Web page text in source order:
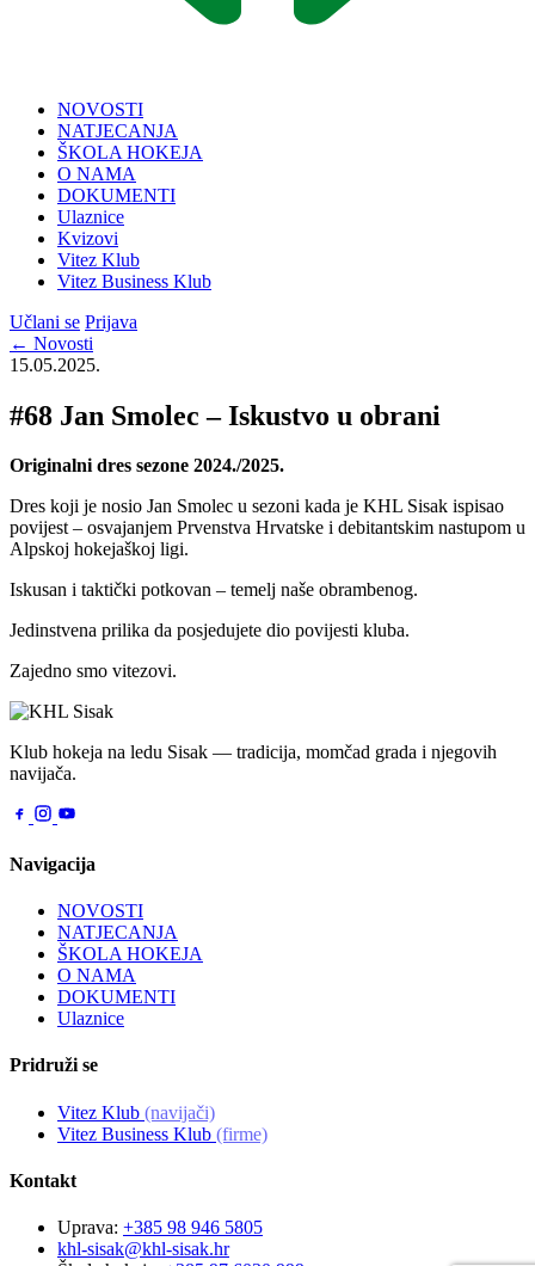
NOVOSTI
NATJECANJA
ŠKOLA HOKEJA
O NAMA
DOKUMENTI
Ulaznice
Kvizovi
Vitez Klub
Vitez Business Klub
Učlani se Prijava
← Novosti
15.05.2025.
#68 Jan Smolec – Iskustvo u obrani
Originalni dres sezone 2024./2025.
Dres koji je nosio Jan Smolec u sezoni kada je KHL Sisak ispisao
povijest – osvajanjem Prvenstva Hrvatske i debitantskim nastupom u
Alpskoj hokejaškoj ligi.
Iskusan i taktički potkovan – temelj naše obrambenog.
Jedinstvena prilika da posjedujete dio povijesti kluba.
Zajedno smo vitezovi.
Klub hokeja na ledu Sisak — tradicija, momčad grada i njegovih
navijača.
Navigacija
NOVOSTI
NATJECANJA
ŠKOLA HOKEJA
O NAMA
DOKUMENTI
Ulaznice
Pridruži se
Vitez Klub (navijači)
Vitez Business Klub (firme)
Kontakt
Uprava: +385 98 946 5805
khl-sisak@khl-sisak.hr